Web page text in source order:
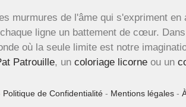
murmures de l'âme qui s'expriment
ligne un battement de cœur.
où la seule limite est notre
Patrouille, un coloriage licorne ou un
Politique de Confidentialité - Mentions légales -